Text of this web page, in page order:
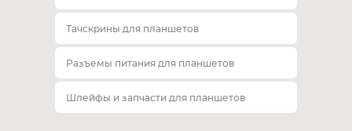
Тачскрины для планшетов
Разъемы питания для планшетов
Шлейфы и запчасти для планшетов